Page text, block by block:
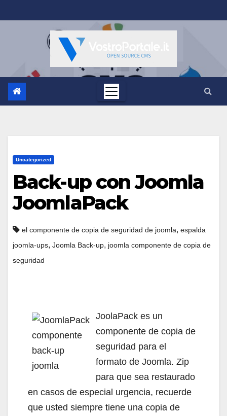
al
Uncategorized
Back-up con Joomla
JoomlaPack
el componente de copia de seguridad de joomla, espalda
joomla-ups, Joomla Back-up, joomla componente de copia de
seguridad
JoolaPack es un
componente de copia de
seguridad para el
formato de Joomla. Zip
para que sea restaurado
en casos de especial urgencia, recuerde
que usted siempre tiene una copia de